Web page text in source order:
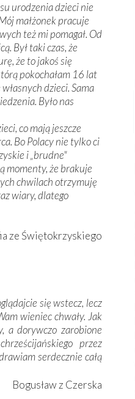
urodzenia dzieci nie
małżonek pracuje
też mi pomagał. Od
Był taki czas, że
że to jakoś się
pokochałam 16 lat
dzieci. Sama
Było nas
co mają jeszcze
Bo Polacy nie tylko ci
i „brudne"
momenty, że brakuje
chwilach otrzymuję
wiary, dlatego
ze Świętokrzyskiego
się wstecz, lecz
wieniec chwały. Jak
a dorywczo zarobione
przez
serdecznie całą
Bogusław z Czerska